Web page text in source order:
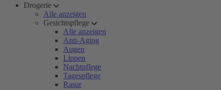
Drogerie
Alle anzeigen
Gesichtspflege
Alle anzeigen
Anti-Aging
Augen
Lippen
Nachtpflege
Tagespflege
Rasur